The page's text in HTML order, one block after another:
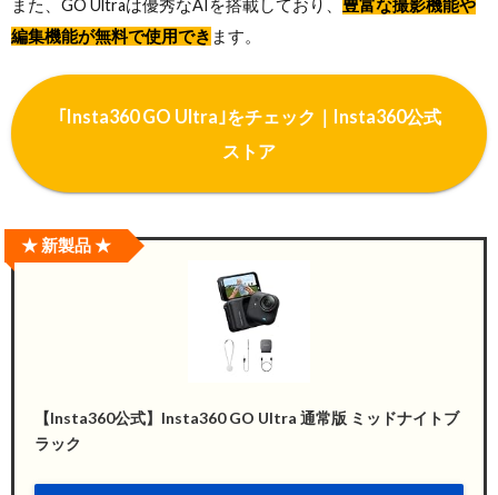
また、GO Ultraは優秀なAIを搭載しており、 豊富な撮影機能や
編集機能が無料で使用でき ます。
｢Insta360 GO Ultra｣をチェック｜Insta360公式
ストア
【Insta360公式】Insta360 GO Ultra 通常版 ミッドナイトブ
ラック
★ 新製品 ★